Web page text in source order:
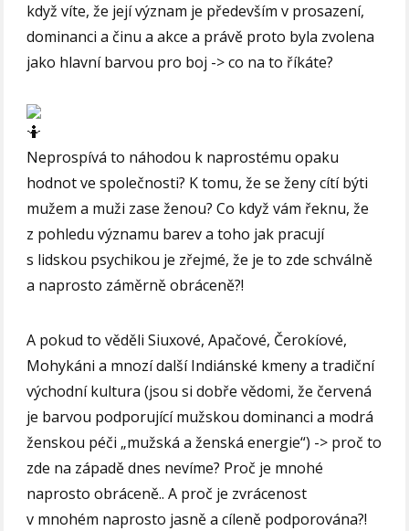
když víte, že její význam je především v prosazení,
dominanci a činu a akce a právě proto byla zvolena
jako hlavní barvou pro boj -> co na to říkáte?
Neprospívá to náhodou k naprostému opaku
hodnot ve společnosti? K tomu, že se ženy cítí býti
mužem a muži zase ženou? Co když vám řeknu, že
z pohledu významu barev a toho jak pracují
s lidskou psychikou je zřejmé, že je to zde schválně
a naprosto záměrně obráceně?!
A pokud to věděli Siuxové, Apačové, Čerokíové,
Mohykáni a mnozí další Indiánské kmeny a tradiční
východní kultura (jsou si dobře vědomi, že červená
je barvou podporující mužskou dominanci a modrá
ženskou péči „mužská a ženská energie“) -> proč to
zde na západě dnes nevíme? Proč je mnohé
naprosto obráceně.. A proč je zvrácenost
v mnohém naprosto jasně a cíleně podporována?!